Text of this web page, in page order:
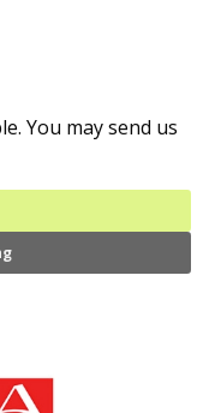
You may send us